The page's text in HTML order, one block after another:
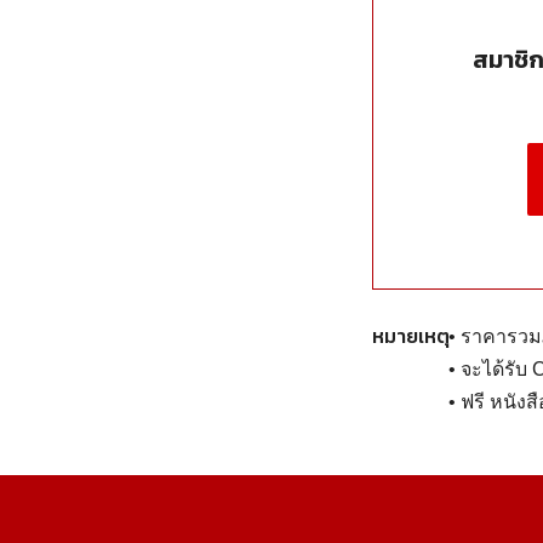
สมาชิ
หมายเหตุ• ราคารว
• จะได้รับ
• ฟรี หนัง